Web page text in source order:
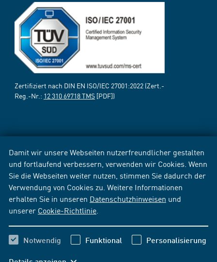
Damit wir unsere Webseiten nutzerfreundlicher gestalten
und fortlaufend verbessern, verwenden wir Cookies. Wenn
Sie die Webseiten weiter nutzen, stimmen Sie dadurch der
Verwendung von Cookies zu. Weitere Informationen
erhalten Sie in unseren Datenschutzhinweisen und
unserer Cookie-Richtlinie
Notwendig Funktional Personalisierung
Zertifiziert nach DIN EN ISO/IEC 27001:2022 (Zert.-
Reg.-Nr.: 12 310 69718 TMS [PDF])